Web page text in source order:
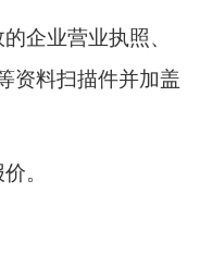
企业营业执照、
资料扫描件并加盖
。